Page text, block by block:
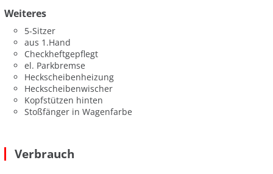
Weiteres
5-Sitzer
aus 1.Hand
Checkheftgepflegt
el. Parkbremse
Heckscheibenheizung
Heckscheibenwischer
Kopfstützen hinten
Stoßfänger in Wagenfarbe
Verbrauch